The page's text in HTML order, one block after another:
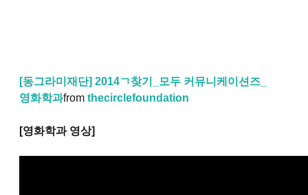
[동그라미재단] 2014ㄱ찾기_모두 커뮤니케이션즈_
영화학과from thecirclefoundation
[영화학과 영상]